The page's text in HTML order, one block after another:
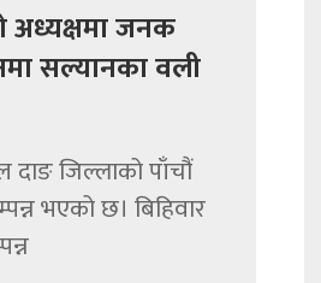
अध्यक्षमा जनक
सल्यानका वली
दाङ जिल्लाको पाँचौं
भएको छ। बिहिवार